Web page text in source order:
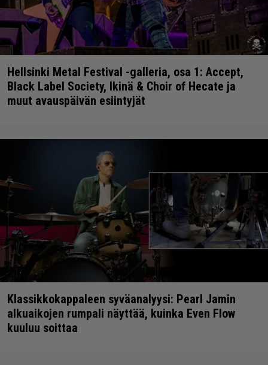
Hellsinki Metal Festival -galleria, osa 1: Accept,
Black Label Society, Ikinä & Choir of Hecate ja
muut avauspäivän esiintyjät
Klassikkokappaleen syväanalyysi: Pearl Jamin
alkuaikojen rumpali näyttää, kuinka Even Flow
kuuluu soittaa